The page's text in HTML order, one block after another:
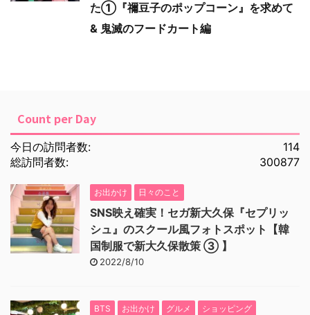
た①『禰豆子のポップコーン』を求めて
& 鬼滅のフードカート編
Count per Day
114
今日の訪問者数:
300877
総訪問者数:
お出かけ 日々のこと
SNS映え確実！セガ新大久保『セプリッ
シュ』のスクール風フォトスポット【韓
国制服で新大久保散策 ③ 】
2022/8/10
BTS お出かけ グルメ ショッピング